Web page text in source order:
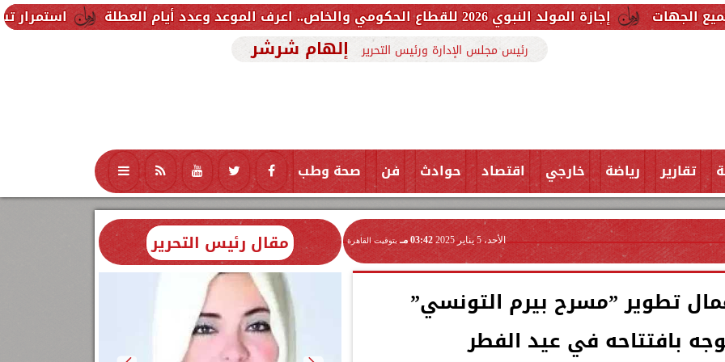
استمرار تسجيل رغبات إجازة المولد النبوي 2026 للقطاع الحكومي والخاص.. اعرف الموعد وعدد أيام العطلة
رئيس مجلس الإدارة ورئيس التحرير إلهام شرشر
تقارير رياضة خارجي اقتصاد حوادث فن صحة وطب تكنولوجيا منوعات محافظات
الأحد، 5 يناير 2025 03:42 مـ بتوقيت القاهرة
تطوير ”مسرح بيرم التونسي”
بافتتاحه في عيد الفطر
مقال رئيس التحرير